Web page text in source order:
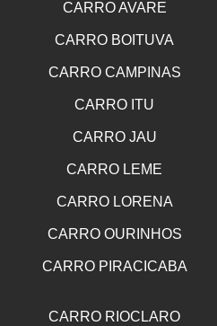
CARRO AVARE
CARRO BOITUVA
CARRO CAMPINAS
CARRO ITU
CARRO JAU
CARRO LEME
CARRO LORENA
CARRO OURINHOS
CARRO PIRACICABA
CARRO RIOCLARO